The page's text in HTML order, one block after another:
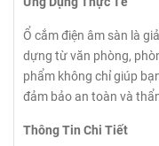
Ổ cắm điện âm sàn là
dựng từ văn phòng,
phẩm không chỉ giúp
đảm bảo an toàn và
Thông Tin Chi Tiết